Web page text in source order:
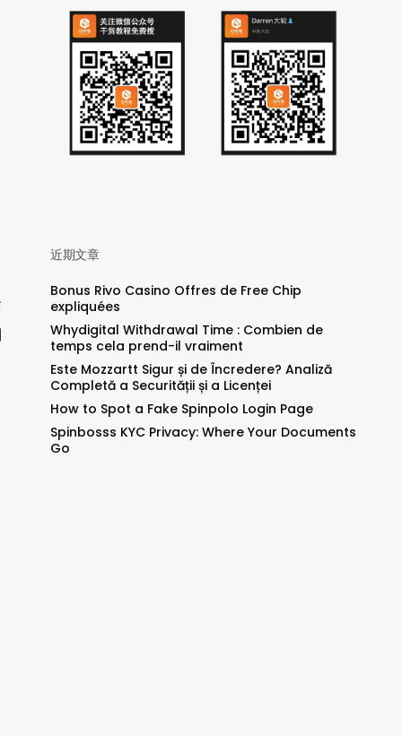
近期文章
Bonus Rivo Casino Offres de Free Chip
expliquées
Whydigital Withdrawal Time : Combien de
temps cela prend-il vraiment
Este Mozzartt Sigur și de Încredere? Analiză
Completă a Securității și a Licenței
How to Spot a Fake Spinpolo Login Page
Spinbosss KYC Privacy: Where Your Documents
Go